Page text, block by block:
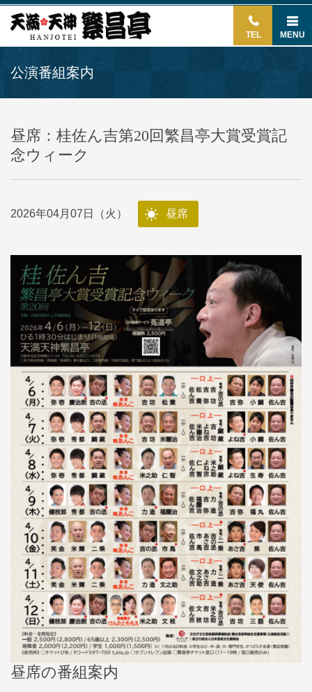
TEL MENU
公演番組案内
昼席：桂佐ん吉第20回繁昌亭大賞受賞記
念ウィーク
2026年04月07日（火） 昼席
昼席の番組案内